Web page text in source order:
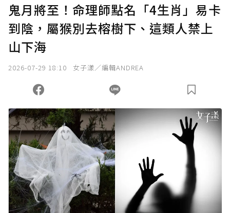
確認送出
您當前剩餘 U 利點數：0點；前往 購買點數
鬼月將至！命理師點名「4生肖」易卡
到陰，屬猴別去榕樹下、這類人禁上
山下海
2026-07-29 18:10 女子漾／編輯ANDREA